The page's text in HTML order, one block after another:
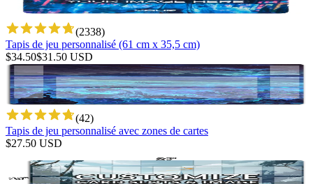
(2338)
Tapis de jeu personnalisé (61 cm x 35,5 cm)
$34.50$31.50 USD
(42)
Tapis de jeu personnalisé avec zones de cartes
$27.50 USD